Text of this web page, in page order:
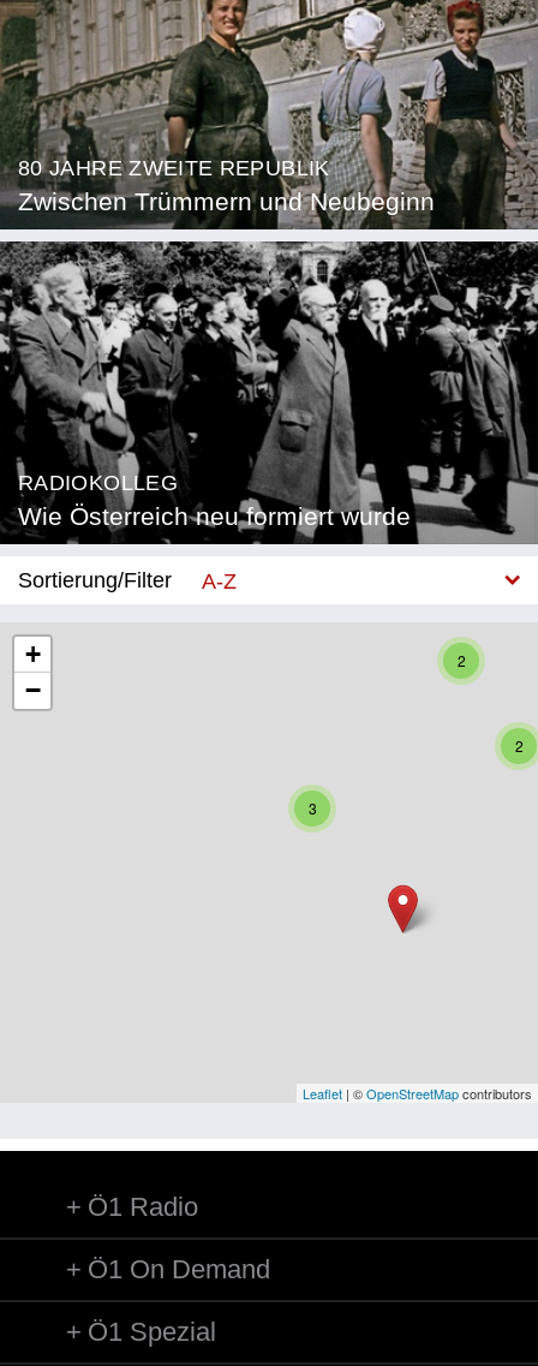
80 JAHRE ZWEITE REPUBLIK
Zwischen Trümmern und Neubeginn
RADIOKOLLEG
Wie Österreich neu formiert wurde
Sortierung/Filter
A-Z
Niederösterreich
Vorarlberg
Besatzungsmächte
Frauen, Mütter, Kinder
2
2
3
+
−
Leaflet | ©OpenStreetMapcontributors
Ö1 Radio
Ö1 On Demand
Ö1 Spezial